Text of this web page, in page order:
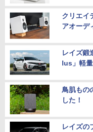
クリエイ
アオーデ
レイズ鍛
lus」軽
鳥肌もの
した！
レイズの